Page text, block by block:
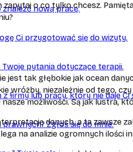
znaleźć nową pracę.
Ci przygotować się do wizyty.
pytania dotyczące terapii.
firmy lub pracy, który nie daje Ci
Zgłoś się do mnie.
o co tylko chcesz.
jest tak głębokie jak ocean
wróżby, niezależnie od tego,
możliwości. Są jak lustra,
danych, a ta zawsze
na analizie ogromnych